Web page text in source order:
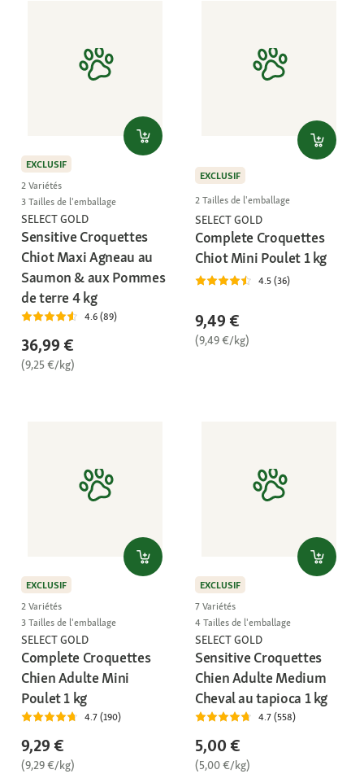
EXCLUSIF
2 Variétés
3 Tailles de l'emballage
SELECT GOLD
Sensitive Croquettes
Chiot Maxi Agneau au
Saumon & aux Pommes
de terre 4 kg
4.6 (89)
36,99 €
(9,25 €/kg)
EXCLUSIF
2 Tailles de l'emballage
SELECT GOLD
Complete Croquettes
Chiot Mini Poulet 1 kg
4.5 (36)
9,49 €
(9,49 €/kg)
EXCLUSIF
2 Variétés
3 Tailles de l'emballage
SELECT GOLD
Complete Croquettes
Chien Adulte Mini
Poulet 1 kg
4.7 (190)
9,29 €
(9,29 €/kg)
EXCLUSIF
7 Variétés
4 Tailles de l'emballage
SELECT GOLD
Sensitive Croquettes
Chien Adulte Medium
Cheval au tapioca 1 kg
4.7 (558)
5,00 €
(5,00 €/kg)